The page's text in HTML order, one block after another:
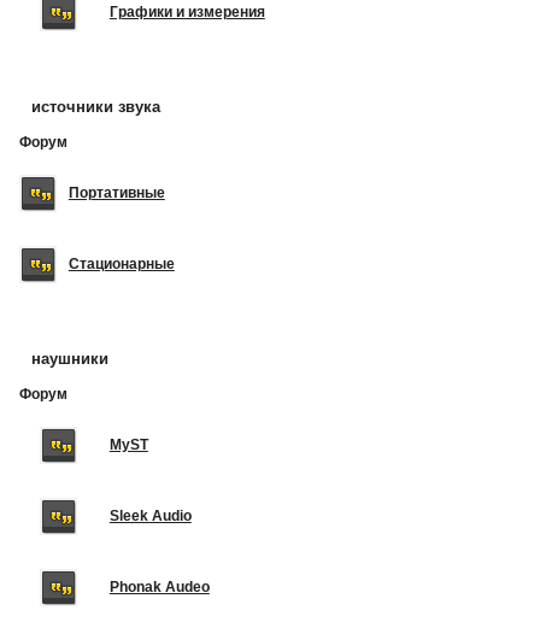
Графики и измерения
источники звука
Форум
Портативные
Стационарные
наушники
Форум
MyST
Sleek Audio
Phonak Audeo